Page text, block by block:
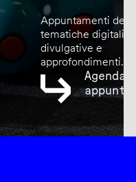
Appuntamenti
tematiche digitali,
divulgative e
approfondimenti.
Agenda